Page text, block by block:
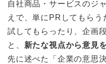
自社商品・サービスのジ
えで、単にPRしてもら
試してもらったり、企画
と、 新たな視点から意見
先に述べた「企業の意思